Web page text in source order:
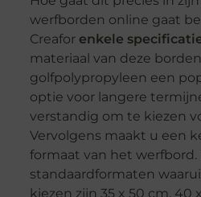
werfborden online gaat
Creafor enkele
materiaal van deze
golfpolypropyleen een
optie voor langere
verstandig om te kiezen
Vervolgens maakt u een
formaat van het werfbord.
standaardformaten
kiezen zijn 35 x 50 cm, 40